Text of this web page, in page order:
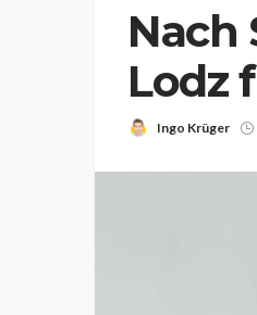
Nach
Lodz
Ingo Krüger